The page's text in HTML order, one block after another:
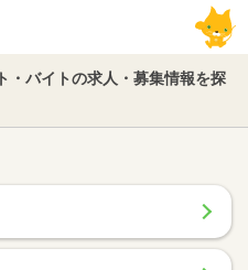
・バイトの求人・募集情報を探